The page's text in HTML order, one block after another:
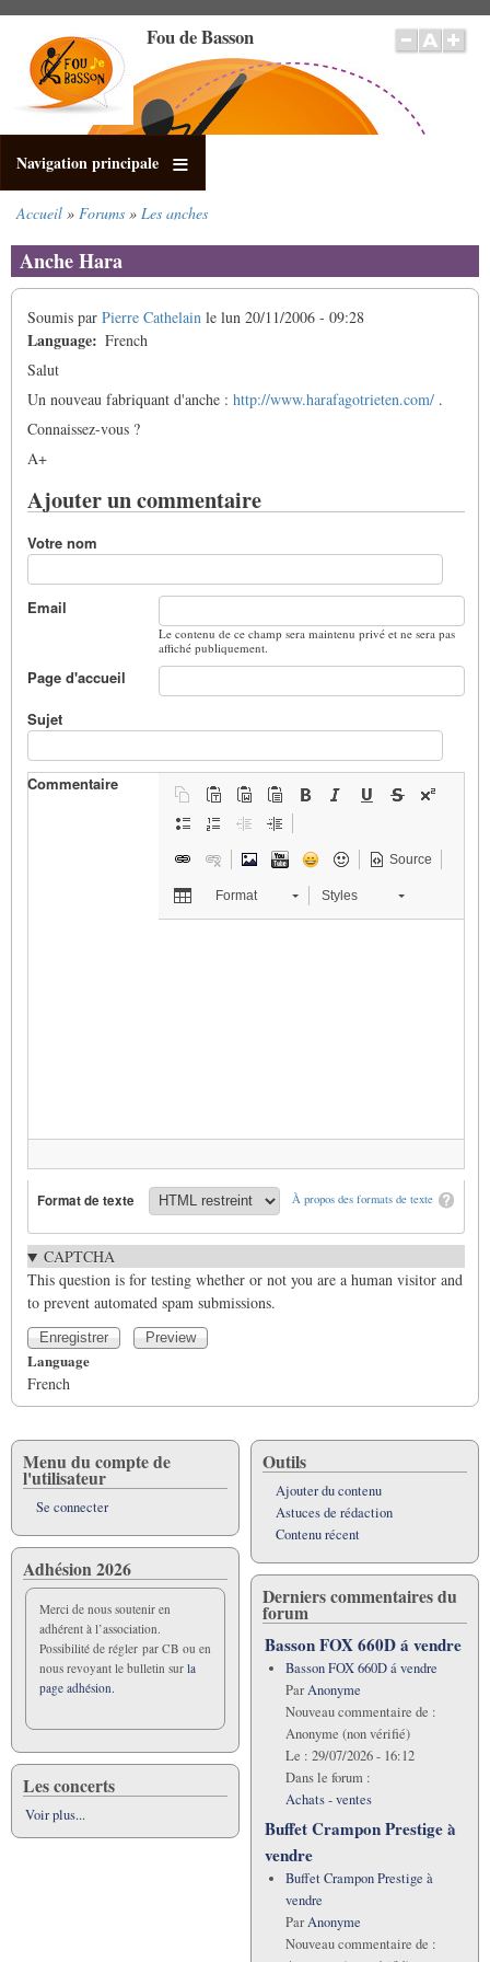
contenu
principal
Fou de Basson
Navigation principale
d'Ariane
Accueil Forums Les anches
Anche Hara
Soumis par Pierre Cathelain le lun 20/11/2006 - 09:28
Language
French
Salut
Un nouveau fabriquant d'anche : http://www.harafagotrieten.com/ .
Connaissez-vous ?
A+
Ajouter un commentaire
Votre nom
Email
Le contenu de ce champ sera maintenu privé et ne sera pas
affiché publiquement.
Page d'accueil
Sujet
Commentaire
Source
Format Styles
À propos des formats de texte
Format de texte
CAPTCHA
This question is for testing whether or not you are a human visitor and
to prevent automated spam submissions.
Language
French
Menu du compte de
l'utilisateur
Se connecter
Adhésion 2026
Merci de nous soutenir en
adhérent à l’association.
Possibilité de régler par CB ou en
nous revoyant le bulletin sur la
page adhésion.
Les concerts
Voir plus...
Outils
Ajouter du contenu
Astuces de rédaction
Contenu récent
Derniers commentaires du
forum
Basson FOX 660D á vendre
Basson FOX 660D á vendre
ParAnonyme
Nouveau commentaire de :
Anonyme (non vérifié)
Le : 29/07/2026 - 16:12
Dans le forum :
Achats - ventes
Buffet Crampon Prestige à
vendre
Buffet Crampon Prestige à
vendre
ParAnonyme
Nouveau commentaire de :